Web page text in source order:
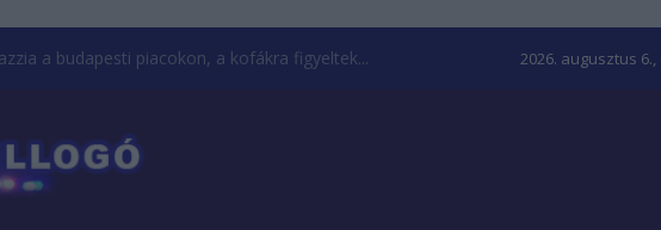
a budapesti piacokon, a kofákra figyeltek... 2026. augusztus 6.,